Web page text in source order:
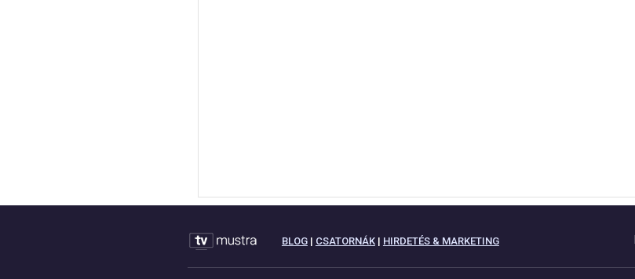
BLOG| CSATORNÁK| HIRDETÉS & MARKETING